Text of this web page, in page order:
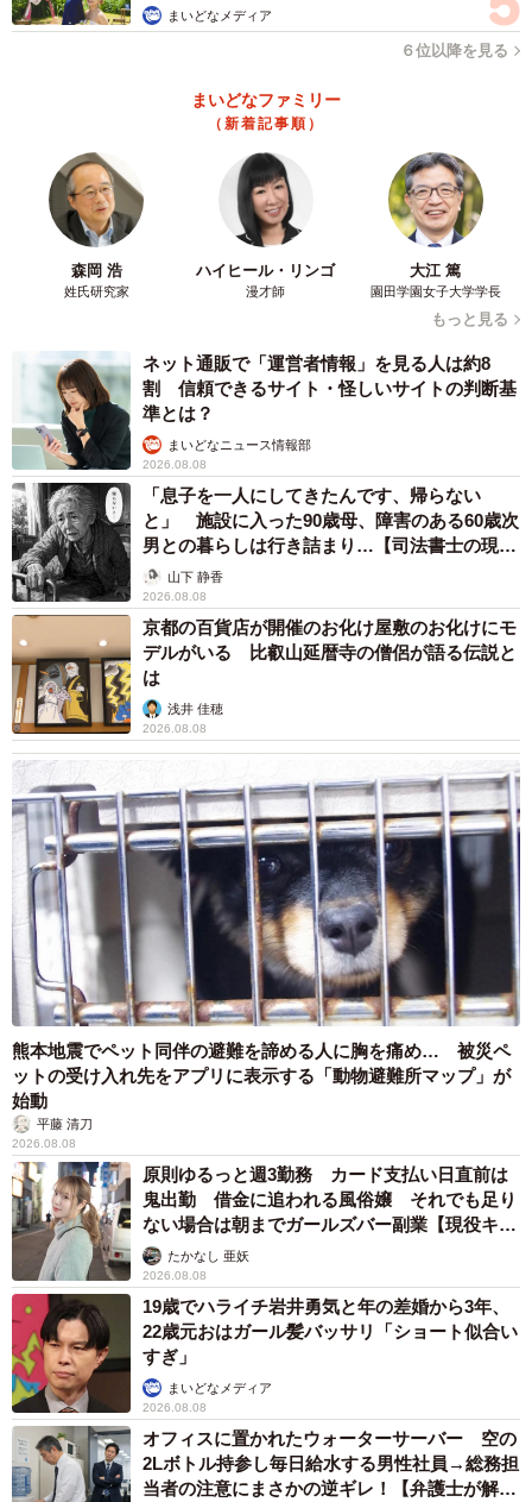
ですが、今回のは規模が違いました。この区間の乗客の多
くは中国人かパキスタン人でしたが、みんな窓側を見てい
たので絶景ポイントを知っていたのかもしれません。パキ
スタン国内線では“これから7000m級の山が見えます”といっ
たアナウンスが入るようですし。日本でいう”富士山が見え
る席が人気”、みたいな感じなんでしょうね」
4/5
旅の目的地、パキスタンで出合った絶景／Hosophotoさん提供
Hosophotoさんは「中華系の航空会社って“安いけどどうな
の”ってイメージを持たれることがあると思うんですが、僕
は全然アリだと思っています」と前置きしたうえで、自身
のように旅行が好きな人へメッセージを送ります。
「迷っている方は、ぜひ一度利用してみると良いと思いま
す。台風で遅延した時などのトラブル対応は日本の方が安
心ですけど、乗り継ぎのオプションで無料のホテルが付い
たり、今回みたいに親しみのあるフレンドリーな対応をし
てもらえたり、日本の航空会社ではなかなかないような体
験ができるという点で、とてもコストパフォーマンスが高
いと感じました。また僕は『偏見の強い国を巡る』という
モットーで旅をしているのですが、今回のように出合った
絶景の写真をInstagramへ投稿しているので、ぜひ見てみて
ください」
HosophotoさんInstagram： @hosophotography
まいどなメディア
６位以降を見る
まいどなファミリー
（新着記事順）
森岡 浩
姓氏研究家
ハイヒール・リンゴ
漫才師
大江 篤
園田学園女子大学学長
もっと見る
ネット通販で「運営者情報」を見る人は約8
割 信頼できるサイト・怪しいサイトの判断基
準とは？
まいどなニュース情報部
2026.08.08
「息子を一人にしてきたんです、帰らない
と」 施設に入った90歳母、障害のある60歳次
男との暮らしは行き詰まり…【司法書士の現場
から】山下 静香
2026.08.08
京都の百貨店が開催のお化け屋敷のお化けにモ
デルがいる 比叡山延暦寺の僧侶が語る伝説と
は
浅井 佳穂
2026.08.08
熊本地震でペット同伴の避難を諦める人に胸を痛め… 被災ペ
ットの受け入れ先をアプリに表示する「動物避難所マップ」が
始動
平藤 清刀
2026.08.08
原則ゆるっと週3勤務 カード支払い日直前は
鬼出勤 借金に追われる風俗嬢 それでも足り
ない場合は朝までガールズバー副業【現役キャ
ストに取材】
たかなし 亜妖
2026.08.08
19歳でハライチ岩井勇気と年の差婚から3年、
22歳元おはガール髪バッサリ「ショート似合い
すぎ」
まいどなメディア
2026.08.08
オフィスに置かれたウォーターサーバー 空の
2Lボトル持参し毎日給水する男性社員→総務担
当者の注意にまさかの逆ギレ！【弁護士が解